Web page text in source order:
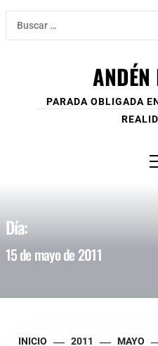
Ir
contenido
Buscar:
PARADA OBLIGADA
Día:
15 de mayo de 2011
INICIO 2011 MAYO